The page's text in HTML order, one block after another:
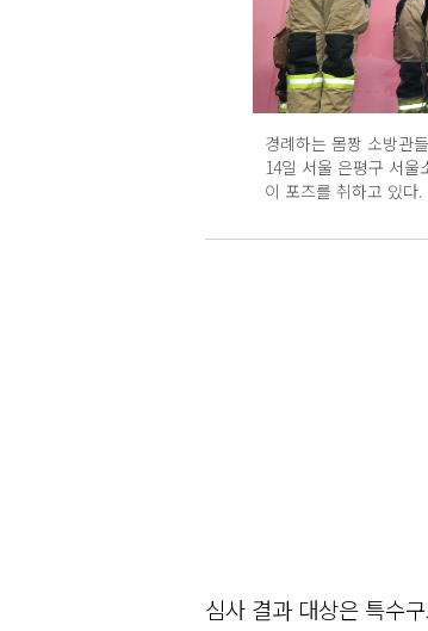
경례하는 몸짱 소방관들
14일 서울 은평구 서울
이 포즈를 취하고 있다
심사 결과 대상은 특수